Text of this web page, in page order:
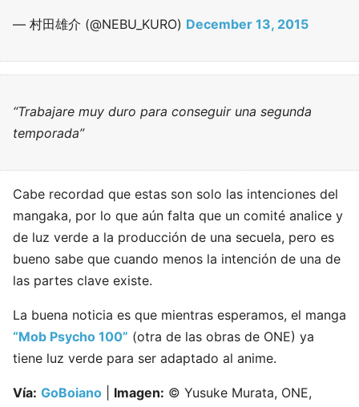
— 村田雄介 (@NEBU_KURO) December 13, 2015
“Trabajare muy duro para conseguir una segunda
temporada”
Cabe recordad que estas son solo las intenciones del
mangaka, por lo que aún falta que un comité analice y
de luz verde a la producción de una secuela, pero es
bueno sabe que cuando menos la intención de una de
las partes clave existe.
La buena noticia es que mientras esperamos, el manga
“Mob Psycho 100” (otra de las obras de ONE) ya
tiene luz verde para ser adaptado al anime.
Vía: GoBoiano Imagen: © Yusuke Murata, ONE,